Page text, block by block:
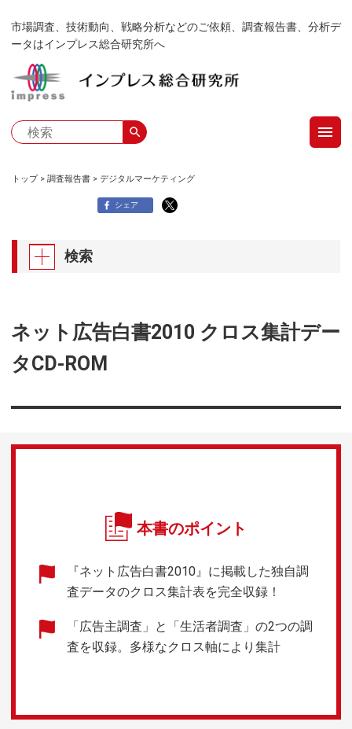
ン
ン
市場調査、技術動向、戦略分析などのご依頼、調査報告書、分析デ
ータはインプレス総合研究所へ
search menu
トップ 調査報告書 デジタルマーケティング
シェア
検索
ネット広告白書2010 クロス集計デー
タCD-ROM
本書のポイント
『ネット広告白書2010』に掲載した独自調
査データのクロス集計表を完全収録！
「広告主調査」と「生活者調査」の2つの調
査を収録。多様なクロス軸により集計